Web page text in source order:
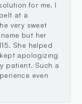
for me. I
at a
very sweet
but her
She helped
apologizing
patient. Such a
even